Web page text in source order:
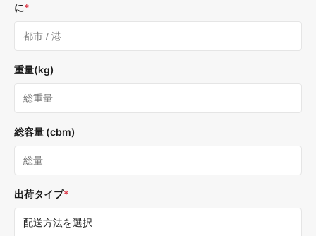
に*
重量(kg)
総容量 (cbm)
出荷タイプ*